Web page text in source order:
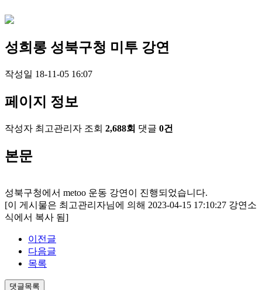
성희롱 성북구청 미투 강연
작성일 18-11-05 16:07
페이지 정보
작성자 최고관리자 조회 2,688회 댓글 0건
본문
성북구청에서 metoo 운동 강연이 진행되었습니다.
[이 게시물은 최고관리자님에 의해 2023-04-15 17:10:27 강연소
식에서 복사 됨]
이전글
다음글
목록
댓글목록